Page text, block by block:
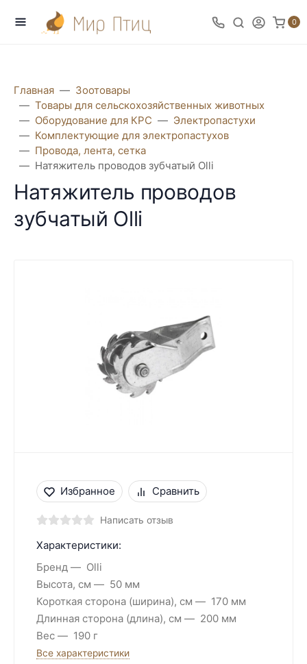
0
Главная
Зоотовары
Товары для сельскохозяйственных животных
Оборудование для КРС
Электропастухи
Комплектующие для электропастухов
Провода, лента, сетка
Натяжитель проводов зубчатый Olli
Натяжитель проводов
зубчатый Olli
Избранное Сравнить
Написать отзыв
Характеристики:
Бренд
Olli
Высота, см
50 мм
Короткая сторона (ширина), см
170 мм
Длинная сторона (длина), см
200 мм
Вес
190 г
Все характеристики